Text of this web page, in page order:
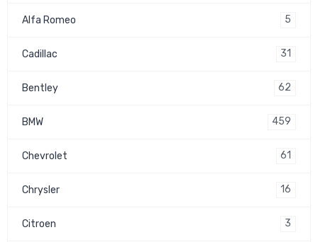
Alfa Romeo 5
Cadillac 31
Bentley 62
BMW 459
Chevrolet 61
Chrysler 16
Citroen 3